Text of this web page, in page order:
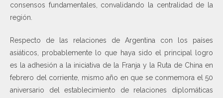
consensos fundamentales, convalidando la centralidad de la
región.
Respecto de las relaciones de Argentina con los países
asiáticos, probablemente lo que haya sido el principal logro
es la adhesión a la iniciativa de la Franja y la Ruta de China en
febrero del corriente, mismo año en que se conmemora el 50
aniversario del establecimiento de relaciones diplomáticas